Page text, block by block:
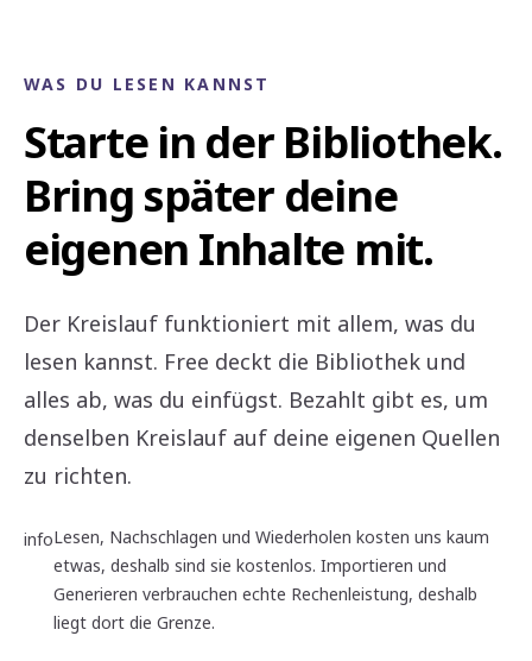
WAS DU LESEN KANNST
Starte in der Bibliothek.
Bring später deine
eigenen Inhalte mit.
Der Kreislauf funktioniert mit allem, was du
lesen kannst. Free deckt die Bibliothek und
alles ab, was du einfügst. Bezahlt gibt es, um
denselben Kreislauf auf deine eigenen Quellen
zu richten.
infoLesen, Nachschlagen und Wiederholen kosten uns kaum
etwas, deshalb sind sie kostenlos. Importieren und
Generieren verbrauchen echte Rechenleistung, deshalb
liegt dort die Grenze.